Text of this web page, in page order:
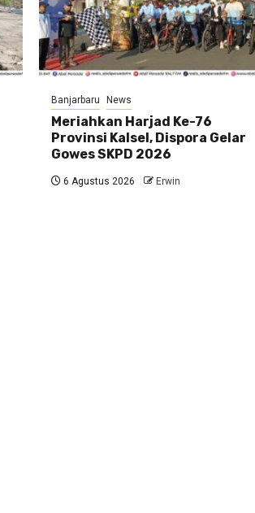
Banjarbaru News
Meriahkan Harjad Ke-76
Provinsi Kalsel, Dispora Gelar
Gowes SKPD 2026
6 Agustus 2026 Erwin